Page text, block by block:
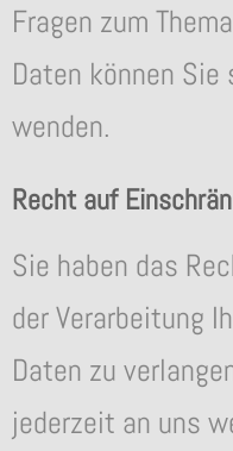
Fragen zum
Daten können
wenden.
Recht auf
Sie haben das
der Verarbeitung
Daten zu
jederzeit an uns